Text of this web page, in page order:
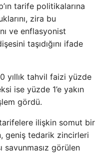
tarife politikalarına
zira bu
ve enflasyonist
taşıdığını ifade
yıllık tahvil faizi yüzde
ise yüzde 1’e yakın
gördü.
ilişkin somut bir
geniş tedarik zincirleri
savunmasız görülen